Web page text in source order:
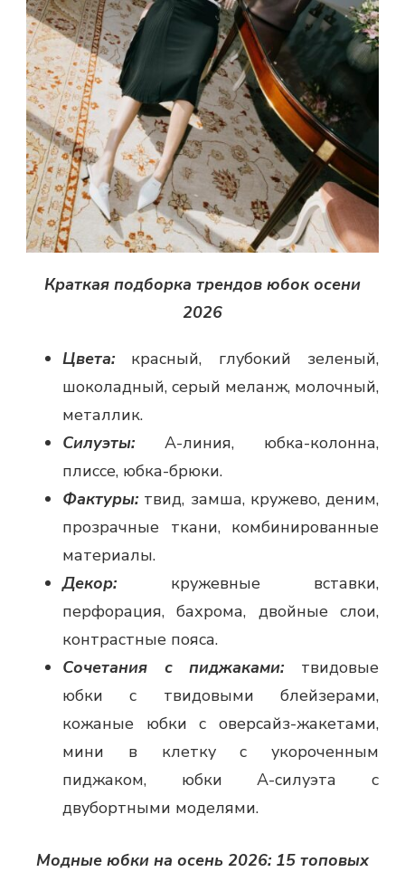
Краткая подборка трендов юбок осени
2026
Цвета: красный, глубокий зеленый,
шоколадный, серый меланж, молочный,
металлик.
Силуэты: А-линия, юбка-колонна,
плиссе, юбка-брюки.
Фактуры: твид, замша, кружево, деним,
прозрачные ткани, комбинированные
материалы.
Декор: кружевные вставки,
перфорация, бахрома, двойные слои,
контрастные пояса.
Сочетания с пиджаками: твидовые
юбки с твидовыми блейзерами,
кожаные юбки с оверсайз-жакетами,
мини в клетку с укороченным
пиджаком, юбки А-силуэта с
двубортными моделями.
Модные юбки на осень 2026: 15 топовых